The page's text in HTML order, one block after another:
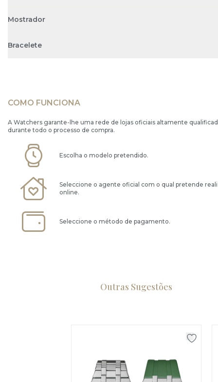
Mostrador
Bracelete
COMO FUNCIONA
A Watchers garante-lhe uma rede de lojas oficiais altamente
durante todo o processo de compra.
Escolha o modelo pretendido.
Seleccione o agente oficial com o qual pretende
online.
Seleccione o método de pagamento.
Outras Sugestões